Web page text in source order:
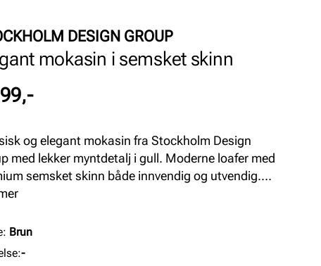
DESIGN GROUP
mokasin i semsket skinn
og elegant mokasin fra Stockholm Design
med lekker myntdetalj i gull. Moderne loafer med
semsket skinn både innvendig og utvendig.
yttesåle som gir foten god komfort hele
: Brun
:-